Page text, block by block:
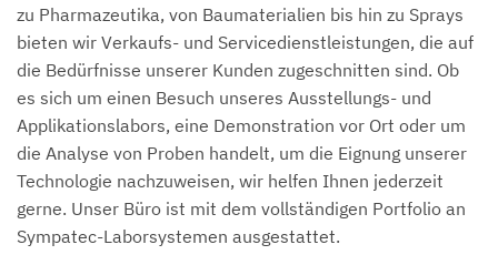
zu Pharmazeutika, von Baumaterialien bis hin zu Sprays
bieten wir Verkaufs- und Servicedienstleistungen, die auf
die Bedürfnisse unserer Kunden zugeschnitten sind. Ob
es sich um einen Besuch unseres Ausstellungs- und
Applikationslabors, eine Demonstration vor Ort oder um
die Analyse von Proben handelt, um die Eignung unserer
Technologie nachzuweisen, wir helfen Ihnen jederzeit
gerne. Unser Büro ist mit dem vollständigen Portfolio an
Sympatec-Laborsystemen ausgestattet.